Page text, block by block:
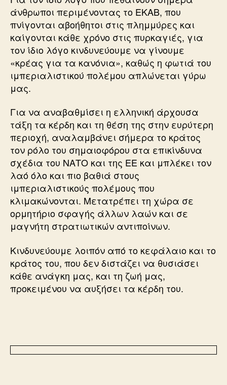
άνθρωποι περιμένοντας το ΕΚΑΒ, που
πνίγονται αβοήθητοι στις πλημμύρες και
καίγονται κάθε χρόνο στις πυρκαγιές, για
τον ίδιο λόγο κινδυνεύουμε να γίνουμε
«κρέας για τα κανόνια», καθώς η φωτιά του
ιμπεριαλιστικού πολέμου απλώνεται γύρω
μας.
Για να αναβαθμίσει η ελληνική άρχουσα
τάξη τα κέρδη και τη θέση της στην ευρύτερη
περιοχή, αναλαμβάνει σήμερα το κράτος
τον ρόλο του σημαιοφόρου στα επικίνδυνα
σχέδια του ΝΑΤΟ και της ΕΕ και μπλέκει τον
λαό όλο και πιο βαθιά στους
ιμπεριαλιστικούς πολέμους που
κλιμακώνονται. Μετατρέπει τη χώρα σε
ορμητήριο σφαγής άλλων λαών και σε
μαγνήτη στρατιωτικών αντιποίνων.
Κινδυνεύουμε λοιπόν από το κεφάλαιο και το
κράτος του, που δεν διστάζει να θυσιάσει
κάθε ανάγκη μας, και τη ζωή μας,
προκειμένου να αυξήσει τα κέρδη του.